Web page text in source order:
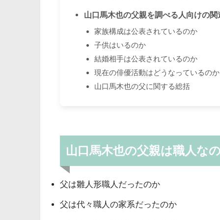
山口馬木也の父親を調べる人向けの関
家族構成は公表されているのか
子供はいるのか
結婚相手は公表されているのか
現在の俳優活動はどうなっているのか
山口馬木也の父に関する総括
山口馬木也の父親は職人な
父は雛人形職人だったのか
父は代々職人の家系だったのか